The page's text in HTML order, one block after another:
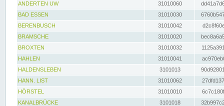
ANDERTEN UW
31010060
BAD ESSEN
31010030
BERENBUSCH
31010042
BRAMSCHE
31010020
BROXTEN
31010032
HAHLEN
31010041
HALDENSLEBEN
3101013
HANN. LIST
31010062
HÖRSTEL
31010010
KANALBRÜCKE
3101018